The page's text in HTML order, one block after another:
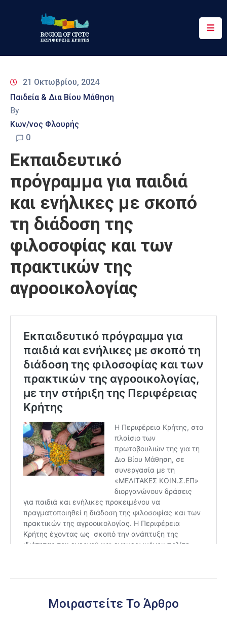
Περιφέρεια
&
Δράσεις
Ψηφιακές
Επικοινωνία
21 Οκτωβρίου, 2024
Παιδεία & Δια Βίου Μάθηση
By
Κων/νος Φλουρής
0
Εκπαιδευτικό
πρόγραμμα για παιδιά
και ενήλικες με σκοπό
τη διάδοση της
φιλοσοφίας και των
πρακτικών της
αγροοικολογίας
Μοιραστείτε Το Άρθρο